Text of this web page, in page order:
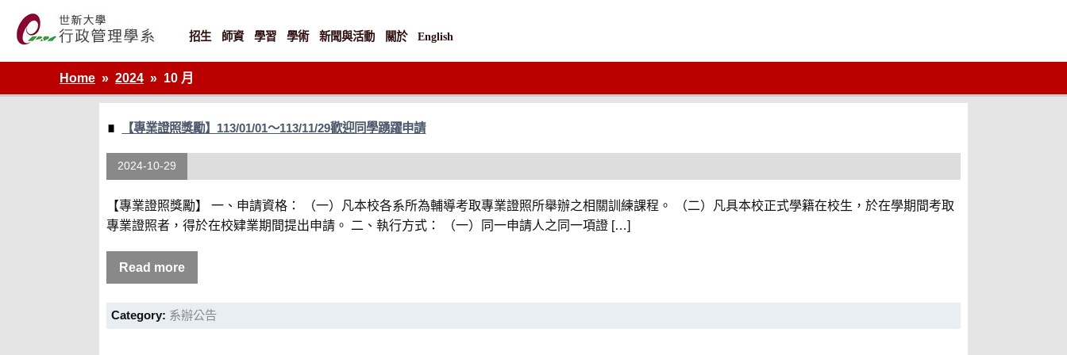
content
世新大學行政管理學系網站
招生 師資 學習 學術 新聞與活動 關於 English
Home 2024 10 月
【專業證照獎勵】113/01/01～113/11/29歡迎同學踴躍申請
2024-10-29
【專業證照獎勵】 一、申請資格： （一）凡本校各系所為輔導考取專業證照所舉辦之相關訓練課程。 （二）凡具本校正式學籍在校生，於在學期間考取
專業證照者，得於在校肄業期間提出申請。 二、執行方式： （一）同一申請人之同一項證 […]
Read more
Category: 系辦公告